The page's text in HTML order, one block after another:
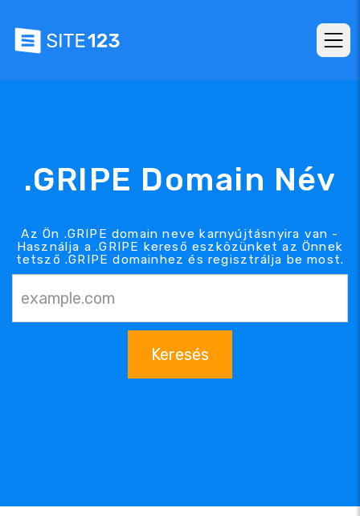
.GRIPE Domain Név
Az Ön .GRIPE domain neve karnyújtásnyira van -
Használja a .GRIPE kereső eszközünket az Önnek
tetsző .GRIPE domainhez és regisztrálja be most.
Keresés